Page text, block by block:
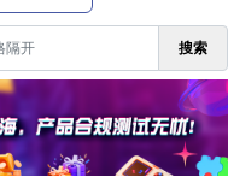
搜索